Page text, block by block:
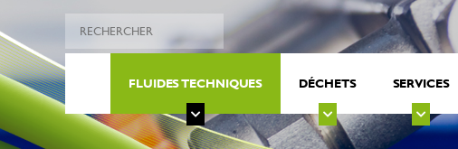
FLUIDES TECHNIQUES DÉCHETS SERVICES